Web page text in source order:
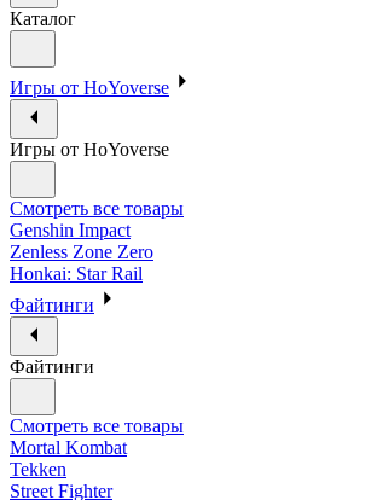
Каталог
Игры от HoYoverse
Игры от HoYoverse
Смотреть все товары
Genshin Impact
Zenless Zone Zero
Honkai: Star Rail
Файтинги
Файтинги
Смотреть все товары
Mortal Kombat
Tekken
Street Fighter